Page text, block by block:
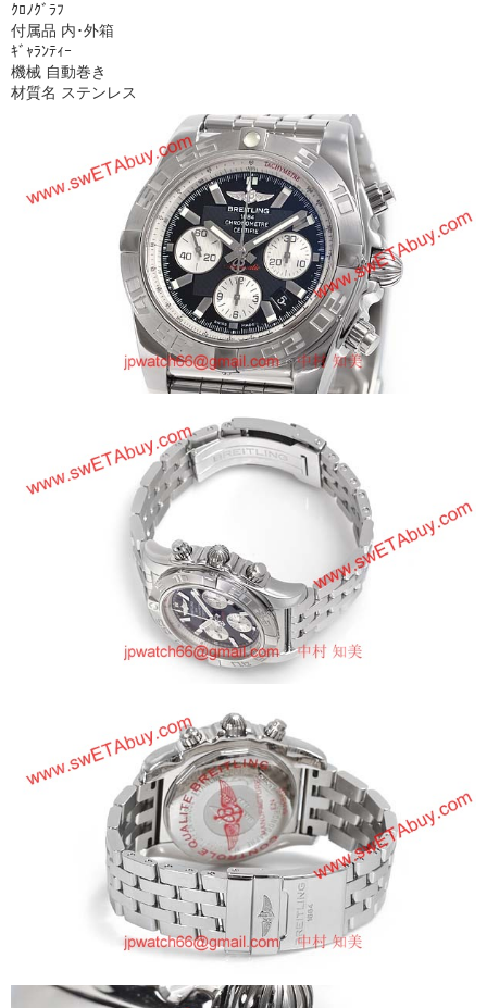
ｸﾛﾉｸﾞﾗﾌ
付属品 内･外箱
ｷﾞｬﾗﾝﾃｨｰ
機械 自動巻き
材質名 ステンレス